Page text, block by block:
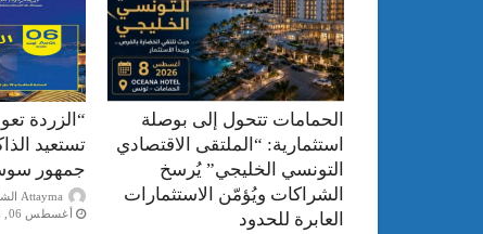
“الزردة
تستعيد
جمهور
Attayma الشاذلي عرايبية
أغسطس 06, 2026
الحمامات تتحول إلى بوصلة
استثمارية: “الملتقى الاقتصادي
التونسي الخليجي” يُرسخ
الشراكات ويُؤمّن الاستثمارات
العابرة للحدود